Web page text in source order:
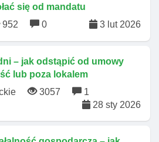
się od mandatu
952 0 3 lut 2026
– jak odstąpić od umowy
lub poza lokalem
3057
1
28 sty 2026